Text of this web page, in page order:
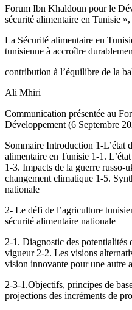
Forum Ibn Khaldoun pour le
sécurité alimentaire en Tunisie
La Sécurité alimentaire en
tunisienne à accroître
contribution à l’équilibre de la
Ali Mhiri
Communication présentée au
Développement (6 Septembre
Sommaire Introduction 1-L’état
alimentaire en Tunisie 1-1.
1-3. Impacts de la guerre russo-
changement climatique 1-5.
nationale
2- Le défi de l’agriculture
sécurité alimentaire nationale
2-1. Diagnostic des potentialités
vigueur 2-2. Les visions
vision innovante pour une autre
2-3-1.Objectifs, principes de
projections des incréments de